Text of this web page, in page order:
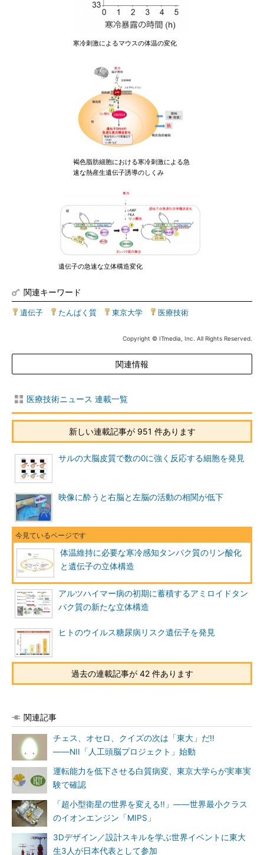
寒冷刺激によるマウスの体温の変化
褐色脂肪細胞における寒冷刺激による急
速な熱産生遺伝子誘導のしくみ
遺伝子の急速な立体構造変化
関連キーワード
遺伝子 たんぱく質 東京大学 医療技術
Copyright © ITmedia, Inc. All Rights Reserved.
関連情報
医療技術ニュース 連載一覧
新しい連載記事が 951 件あります
サルの大脳皮質で数の0に強く反応する細胞を発見
映像に酔うと右脳と左脳の活動の相関が低下
体温維持に必要な寒冷感知タンパク質のリン酸化
と遺伝子の立体構造
アルツハイマー病の初期に蓄積するアミロイドタン
パク質の新たな立体構造
ヒトのウイルス糖尿病リスク遺伝子を発見
過去の連載記事が 42 件あります
関連記事
チェス、オセロ、クイズの次は「東大」だ!!
――NII「人工頭脳プロジェクト」始動
運転能力を低下させる白質病変、東京大学らが実車実
験で確認
「超小型衛星の世界を変える!!」――世界最小クラス
のイオンエンジン「MIPS」
3Dデザイン／設計スキルを学ぶ世界イベントに東大
生3人が日本代表として参加